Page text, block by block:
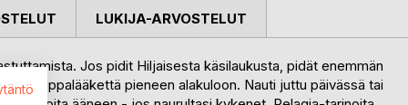
Jos pidit Hiljaisesta käsilaukusta, pidät enemmän
pieneen alakuloon. Nauti juttu päivässä tai
LUKIJA-ARVOSTELUT